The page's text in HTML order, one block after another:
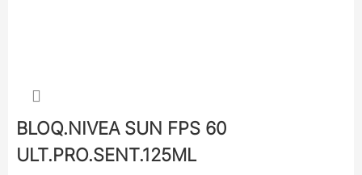
BLOQ.NIVEA SUN FPS 60
ULT.PRO.SENT.125ML